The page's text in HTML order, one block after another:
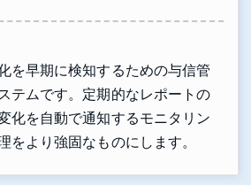
を早期に検知するための与信管
テムです。定期的なレポートの
化を自動で通知するモニタリン
をより強固なものにします。